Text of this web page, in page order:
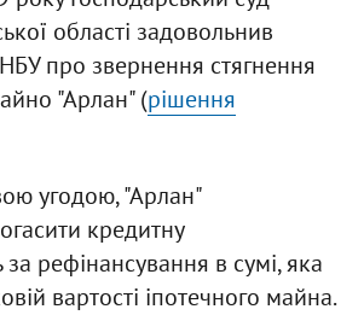
області задовольнив
про звернення стягнення
"Арлан" (рішення
угодою, "Арлан"
кредитну
за рефінансування в сумі, яка
вартості іпотечного майна.